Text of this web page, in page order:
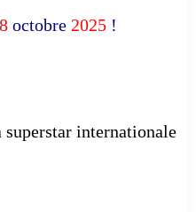
8 octobre 2025 !
superstar internationale